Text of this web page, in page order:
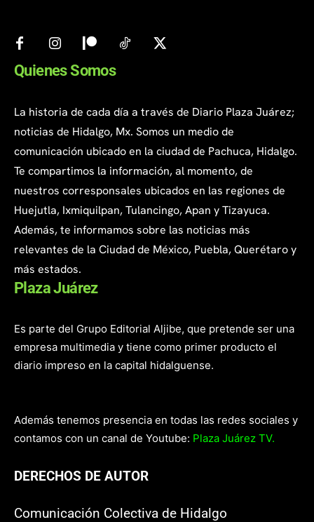
Quienes Somos
La historia de cada día a través de Diario Plaza Juárez;
noticias de Hidalgo, Mx. Somos un medio de
comunicación ubicado en la ciudad de Pachuca, Hidalgo.
Te compartimos la información, al momento, de
nuestros corresponsales ubicados en las regiones de
Huejutla, Ixmiquilpan, Tulancingo, Apan y Tizayuca.
Además, te informamos sobre las noticias más
relevantes de la Ciudad de México, Puebla, Querétaro y
más estados.
Plaza Juárez
Es parte del Grupo Editorial Aljibe, que pretende ser una
empresa multimedia y tiene como primer producto el
diario impreso en la capital hidalguense.
Además tenemos presencia en todas las redes sociales y
contamos con un canal de Youtube: Plaza Juárez TV.
DERECHOS DE AUTOR
Comunicación Colectiva de Hidalgo